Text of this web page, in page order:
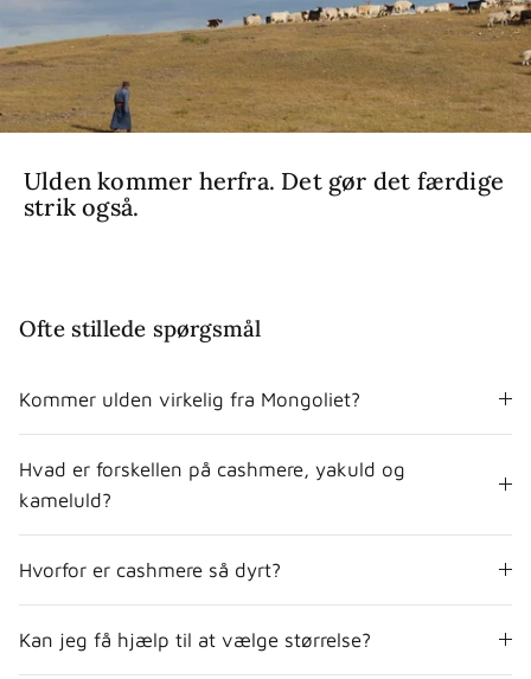
Ulden kommer herfra. Det gør det færdige
strik også.
Ofte stillede spørgsmål
Kommer ulden virkelig fra Mongoliet?
Hvad er forskellen på cashmere, yakuld og
kameluld?
Hvorfor er cashmere så dyrt?
Kan jeg få hjælp til at vælge størrelse?